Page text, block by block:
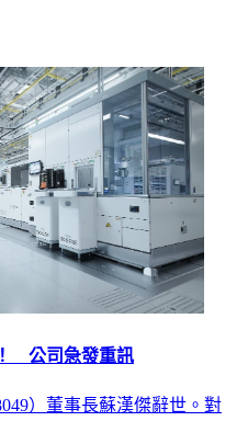
公司急發重訊
）董事長蘇漢傑辭世。對